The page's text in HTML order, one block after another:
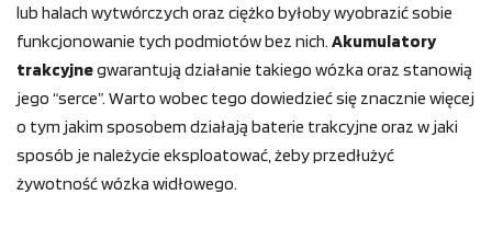
lub halach wytwórczych oraz ciężko byłoby wyobrazić sobie
funkcjonowanie tych podmiotów bez nich. Akumulatory
trakcyjnegwarantują działanie takiego wózka oraz stanowią
jego “serce”. Warto wobec tego dowiedzieć się znacznie więcej
o tym jakim sposobem działają baterie trakcyjne oraz w jaki
sposób je należycie eksploatować, żeby przedłużyć
żywotność wózka widłowego.